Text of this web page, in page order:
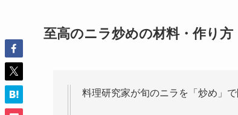
至高のニラ炒めの材料・作り方
料理研究家が旬のニラを「炒め」